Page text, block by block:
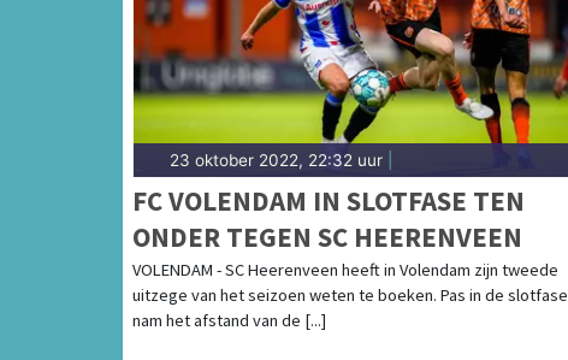
23 oktober 2022, 22:32 uur
FC VOLENDAM IN SLOTFASE TEN
ONDER TEGEN SC HEERENVEEN
VOLENDAM - SC Heerenveen heeft in Volendam zijn tweede
uitzege van het seizoen weten te boeken. Pas in de slotfase
nam het afstand van de [...]